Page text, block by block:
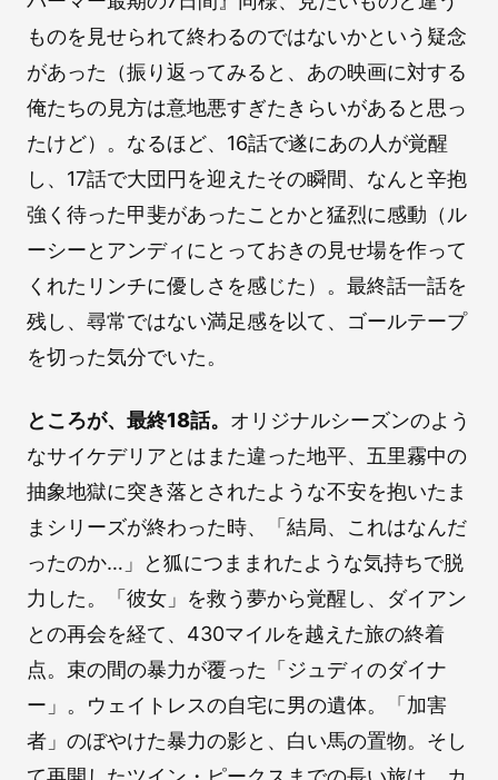
ものを見せられて終わるのではないかという疑念
があった（振り返ってみると、あの映画に対する
俺たちの見方は意地悪すぎたきらいがあると思っ
たけど）。なるほど、16話で遂にあの人が覚醒
し、17話で大団円を迎えたその瞬間、なんと辛抱
強く待った甲斐があったことかと猛烈に感動（ル
ーシーとアンディにとっておきの見せ場を作って
くれたリンチに優しさを感じた）。最終話一話を
残し、尋常ではない満足感を以て、ゴールテープ
を切った気分でいた。
ところが、最終18話。 オリジナルシーズンのよう
なサイケデリアとはまた違った地平、五里霧中の
抽象地獄に突き落とされたような不安を抱いたま
まシリーズが終わった時、「結局、これはなんだ
ったのか…」と狐につままれたような気持ちで脱
力した。「彼女」を救う夢から覚醒し、ダイアン
との再会を経て、430マイルを越えた旅の終着
点。束の間の暴力が覆った「ジュディのダイナ
ー」。ウェイトレスの自宅に男の遺体。「加害
者」のぼやけた暴力の影と、白い馬の置物。そし